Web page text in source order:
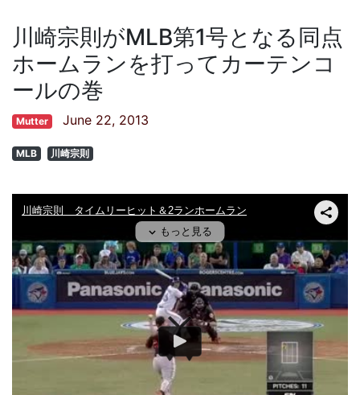
川崎宗則がMLB第1号となる同点
ホームランを打ってカーテンコ
ールの巻
Mutter June 22, 2013
MLB 川崎宗則